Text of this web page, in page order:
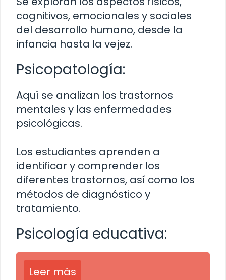
cognitivos, emocionales y sociales
del desarrollo humano, desde la
infancia hasta la vejez.
Psicopatología:
Aquí se analizan los trastornos
mentales y las enfermedades
psicológicas.
Los estudiantes aprenden a
identificar y comprender los
diferentes trastornos, así como los
métodos de diagnóstico y
tratamiento.
Psicología educativa:
Leer más